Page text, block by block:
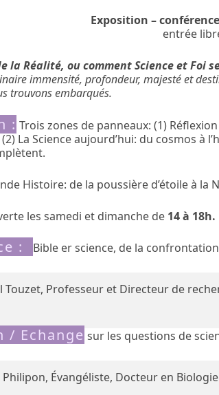
Exposition –
entrée
la Réalité, ou comment Science et Foi
immensité, profondeur, majesté et
trouvons embarqués.
: Trois zones de panneaux: (1)
La Science aujourd’hui: du cosmos à
Histoire: de la poussière d’étoile à la
les samedi et dimanche de 14 à 18h.
: Bible er science, de la
Touzet, Professeur et Directeur de
/ Echange sur les questions de
Philipon, Évangéliste, Docteur en Biologie